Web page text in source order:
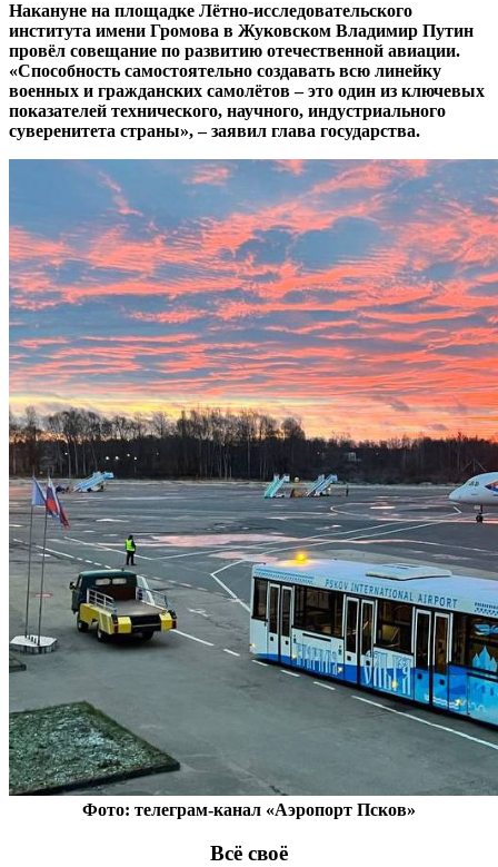
Накануне на площадке Лётно-исследовательского
института имени Громова в Жуковском Владимир Путин
провёл совещание по развитию отечественной авиации.
«Способность самостоятельно создавать всю линейку
военных и гражданских самолётов – это один из ключевых
показателей технического, научного, индустриального
суверенитета страны», – заявил глава государства.
Фото: телеграм-канал «Аэропорт Псков»
Всё своё